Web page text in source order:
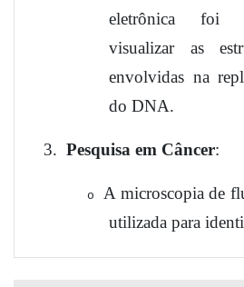
eletrônica foi
visualizar as
envolvidas na
do DNA.
3. Pesquisa em Câncer:
o
A microscopia de
utilizada para